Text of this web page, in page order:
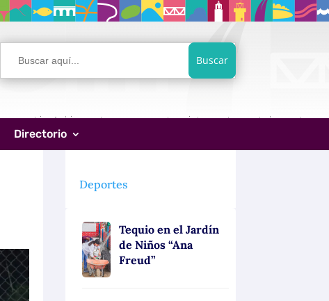
Buscar:
Directorio
Deportes
Tequio en el Jardín
de Niños “Ana
Freud”